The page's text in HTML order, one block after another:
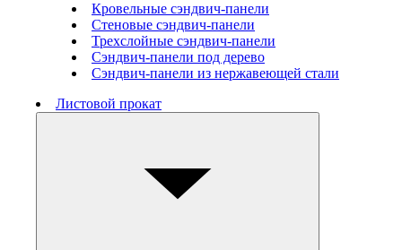
Кровельные сэндвич-панели
Стеновые cэндвич-панели
Трехслойные сэндвич-панели
Сэндвич-панели под дерево
Сэндвич-панели из нержавеющей стали
Листовой прокат